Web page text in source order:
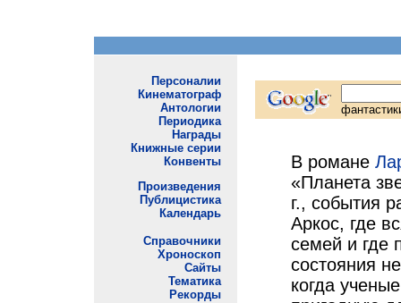
В романе
«Планета
г., события
Аркос, где
семей и где
состояния
когда